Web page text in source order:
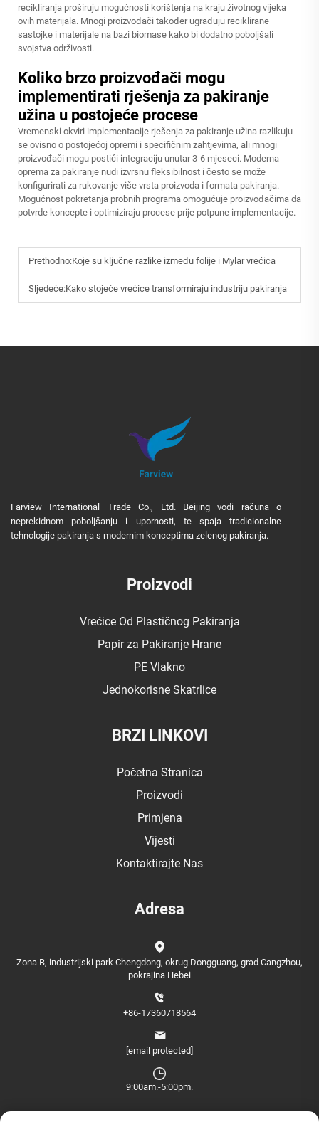
recikliranja proširuju mogućnosti korištenja na kraju životnog vijeka
ovih materijala. Mnogi proizvođači također ugrađuju reciklirane
sastojke i materijale na bazi biomasе kako bi dodatno poboljšali
svojstva održivosti.
Koliko brzo proizvođači mogu
implementirati rješenja za pakiranje
užina u postojeće procese
Vremenski okviri implementacije rješenja za pakiranje užina razlikuju
se ovisno o postojećoj opremi i specifičnim zahtjevima, ali mnogi
proizvođači mogu postići integraciju unutar 3-6 mjeseci. Moderna
oprema za pakiranje nudi izvrsnu fleksibilnost i često se može
konfigurirati za rukovanje više vrsta proizvoda i formata pakiranja.
Mogućnost pokretanja probnih programa omogućuje proizvođačima da
potvrde koncepte i optimiziraju procese prije potpune implementacije.
Prethodno:Koje su ključne razlike između folije i Mylar vrećica
Sljedeće:Kako stojeće vrećice transformiraju industriju pakiranja
Farview International Trade Co., Ltd. Beijing vodi računa o
neprekidnom poboljšanju i upornosti, te spaja tradicionalne
tehnologije pakiranja s modernim konceptima zelenog pakiranja.
Proizvodi
Vrećice Od Plastičnog Pakiranja
Papir za Pakiranje Hrane
PE Vlakno
Jednokorisne Skatrlice
BRZI LINKOVI
Početna Stranica
Proizvodi
Primjena
Vijesti
Kontaktirajte Nas
Adresa
Zona B, industrijski park Chengdong, okrug Dongguang, grad Cangzhou,
pokrajina Hebei
+86-17360718564
[email protected]
9:00am.-5:00pm.